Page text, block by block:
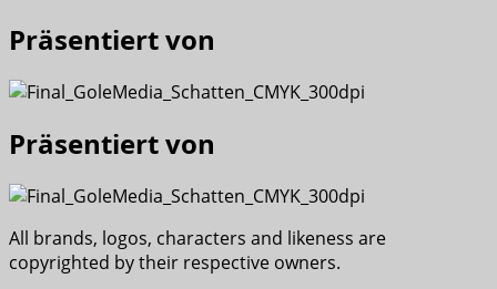
Präsentiert von
Präsentiert von
All brands, logos, characters and likeness are
copyrighted by their respective owners.